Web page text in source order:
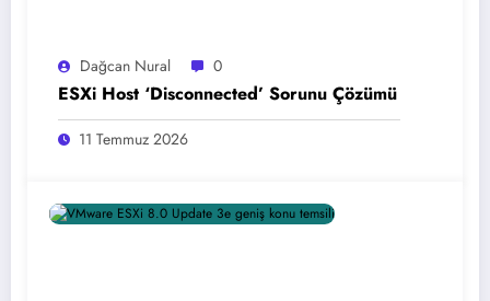
Dağcan Nural 0
ESXi Host ‘Disconnected’ Sorunu Çözümü
11 Temmuz 2026